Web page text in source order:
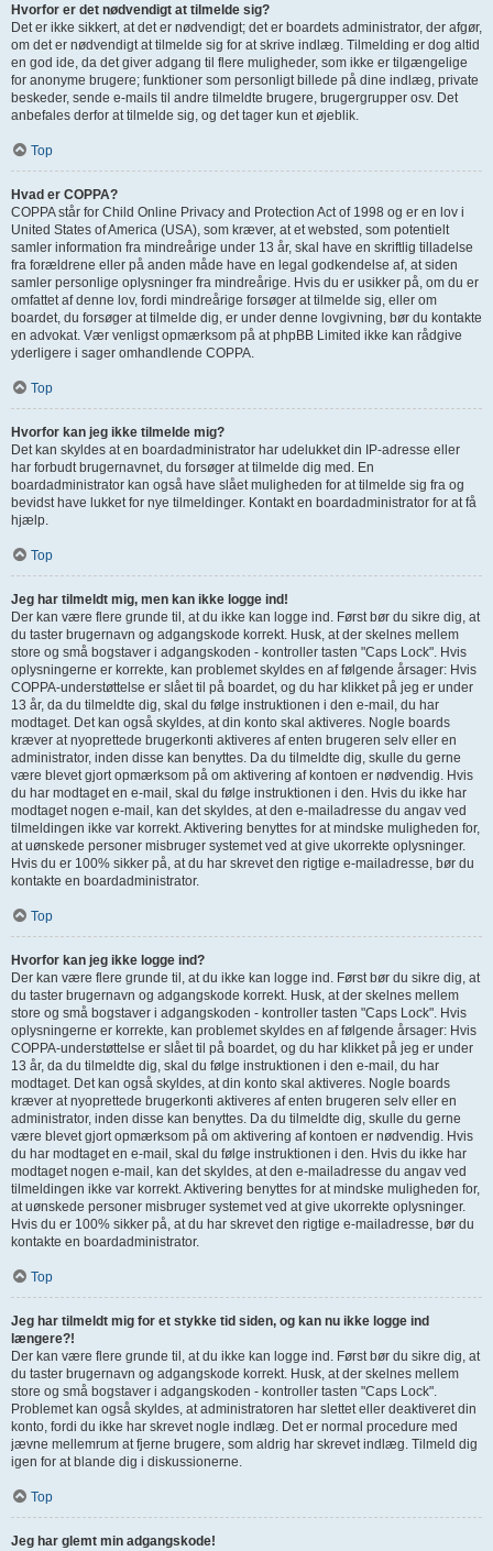
Hvorfor er det nødvendigt at tilmelde sig?
Det er ikke sikkert, at det er nødvendigt; det er boardets administrator, der afgør,
om det er nødvendigt at tilmelde sig for at skrive indlæg. Tilmelding er dog altid
en god ide, da det giver adgang til flere muligheder, som ikke er tilgængelige
for anonyme brugere; funktioner som personligt billede på dine indlæg, private
beskeder, sende e-mails til andre tilmeldte brugere, brugergrupper osv. Det
anbefales derfor at tilmelde sig, og det tager kun et øjeblik.
Top
Hvad er COPPA?
COPPA står for Child Online Privacy and Protection Act of 1998 og er en lov i
United States of America (USA), som kræver, at et websted, som potentielt
samler information fra mindreårige under 13 år, skal have en skriftlig tilladelse
fra forældrene eller på anden måde have en legal godkendelse af, at siden
samler personlige oplysninger fra mindreårige. Hvis du er usikker på, om du er
omfattet af denne lov, fordi mindreårige forsøger at tilmelde sig, eller om
boardet, du forsøger at tilmelde dig, er under denne lovgivning, bør du kontakte
en advokat. Vær venligst opmærksom på at phpBB Limited ikke kan rådgive
yderligere i sager omhandlende COPPA.
Top
Hvorfor kan jeg ikke tilmelde mig?
Det kan skyldes at en boardadministrator har udelukket din IP-adresse eller
har forbudt brugernavnet, du forsøger at tilmelde dig med. En
boardadministrator kan også have slået muligheden for at tilmelde sig fra og
bevidst have lukket for nye tilmeldinger. Kontakt en boardadministrator for at få
hjælp.
Top
Jeg har tilmeldt mig, men kan ikke logge ind!
Der kan være flere grunde til, at du ikke kan logge ind. Først bør du sikre dig, at
du taster brugernavn og adgangskode korrekt. Husk, at der skelnes mellem
store og små bogstaver i adgangskoden - kontroller tasten "Caps Lock". Hvis
oplysningerne er korrekte, kan problemet skyldes en af følgende årsager: Hvis
COPPA-understøttelse er slået til på boardet, og du har klikket på jeg er under
13 år, da du tilmeldte dig, skal du følge instruktionen i den e-mail, du har
modtaget. Det kan også skyldes, at din konto skal aktiveres. Nogle boards
kræver at nyoprettede brugerkonti aktiveres af enten brugeren selv eller en
administrator, inden disse kan benyttes. Da du tilmeldte dig, skulle du gerne
være blevet gjort opmærksom på om aktivering af kontoen er nødvendig. Hvis
du har modtaget en e-mail, skal du følge instruktionen i den. Hvis du ikke har
modtaget nogen e-mail, kan det skyldes, at den e-mailadresse du angav ved
tilmeldingen ikke var korrekt. Aktivering benyttes for at mindske muligheden for,
at uønskede personer misbruger systemet ved at give ukorrekte oplysninger.
Hvis du er 100% sikker på, at du har skrevet den rigtige e-mailadresse, bør du
kontakte en boardadministrator.
Top
Hvorfor kan jeg ikke logge ind?
Der kan være flere grunde til, at du ikke kan logge ind. Først bør du sikre dig, at
du taster brugernavn og adgangskode korrekt. Husk, at der skelnes mellem
store og små bogstaver i adgangskoden - kontroller tasten "Caps Lock". Hvis
oplysningerne er korrekte, kan problemet skyldes en af følgende årsager: Hvis
COPPA-understøttelse er slået til på boardet, og du har klikket på jeg er under
13 år, da du tilmeldte dig, skal du følge instruktionen i den e-mail, du har
modtaget. Det kan også skyldes, at din konto skal aktiveres. Nogle boards
kræver at nyoprettede brugerkonti aktiveres af enten brugeren selv eller en
administrator, inden disse kan benyttes. Da du tilmeldte dig, skulle du gerne
være blevet gjort opmærksom på om aktivering af kontoen er nødvendig. Hvis
du har modtaget en e-mail, skal du følge instruktionen i den. Hvis du ikke har
modtaget nogen e-mail, kan det skyldes, at den e-mailadresse du angav ved
tilmeldingen ikke var korrekt. Aktivering benyttes for at mindske muligheden for,
at uønskede personer misbruger systemet ved at give ukorrekte oplysninger.
Hvis du er 100% sikker på, at du har skrevet den rigtige e-mailadresse, bør du
kontakte en boardadministrator.
Top
Jeg har tilmeldt mig for et stykke tid siden, og kan nu ikke logge ind
længere?!
Der kan være flere grunde til, at du ikke kan logge ind. Først bør du sikre dig, at
du taster brugernavn og adgangskode korrekt. Husk, at der skelnes mellem
store og små bogstaver i adgangskoden - kontroller tasten "Caps Lock".
Problemet kan også skyldes, at administratoren har slettet eller deaktiveret din
konto, fordi du ikke har skrevet nogle indlæg. Det er normal procedure med
jævne mellemrum at fjerne brugere, som aldrig har skrevet indlæg. Tilmeld dig
igen for at blande dig i diskussionerne.
Top
Jeg har glemt min adgangskode!